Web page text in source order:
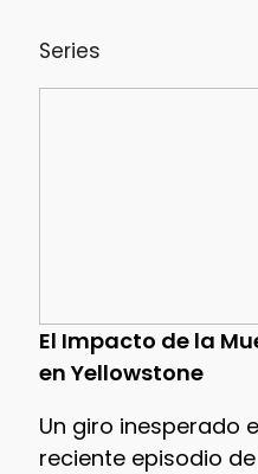
Series
El Impacto de la
en Yellowstone
Un giro inesperado
reciente episodio